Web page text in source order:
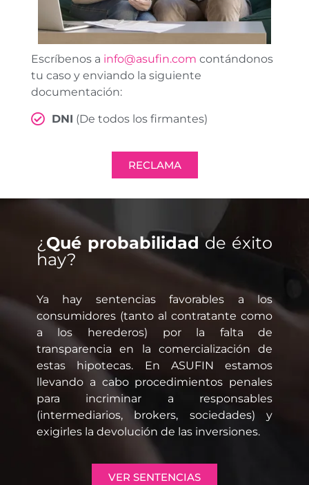
Escríbenos a info@asufin.com contándonos
tu caso y enviando la siguiente
documentación:
DNI (De todos los firmantes)
RECLAMA
¿ Qué probabilidadde éxito
hay?
Ya hay sentencias favorables a los
consumidores (tanto al contratante como
a los herederos) por la falta de
transparencia en la comercialización de
estas hipotecas. En ASUFIN estamos
llevando a cabo procedimientos penales
para incriminar a responsables
(intermediarios, brokers, sociedades) y
exigirles la devolución de las inversiones.
VER SENTENCIAS